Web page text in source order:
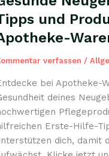
und
verfassen /
bei Apotheke-
deines
Erste-Hilfe-
dich, damit